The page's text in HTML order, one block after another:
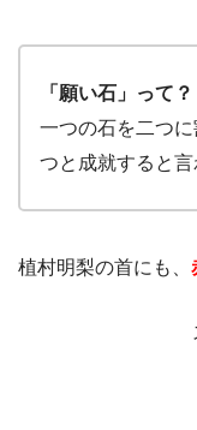
「願い石」って？
一つの石を二つ
つと成就すると言
植村明梨の首にも、